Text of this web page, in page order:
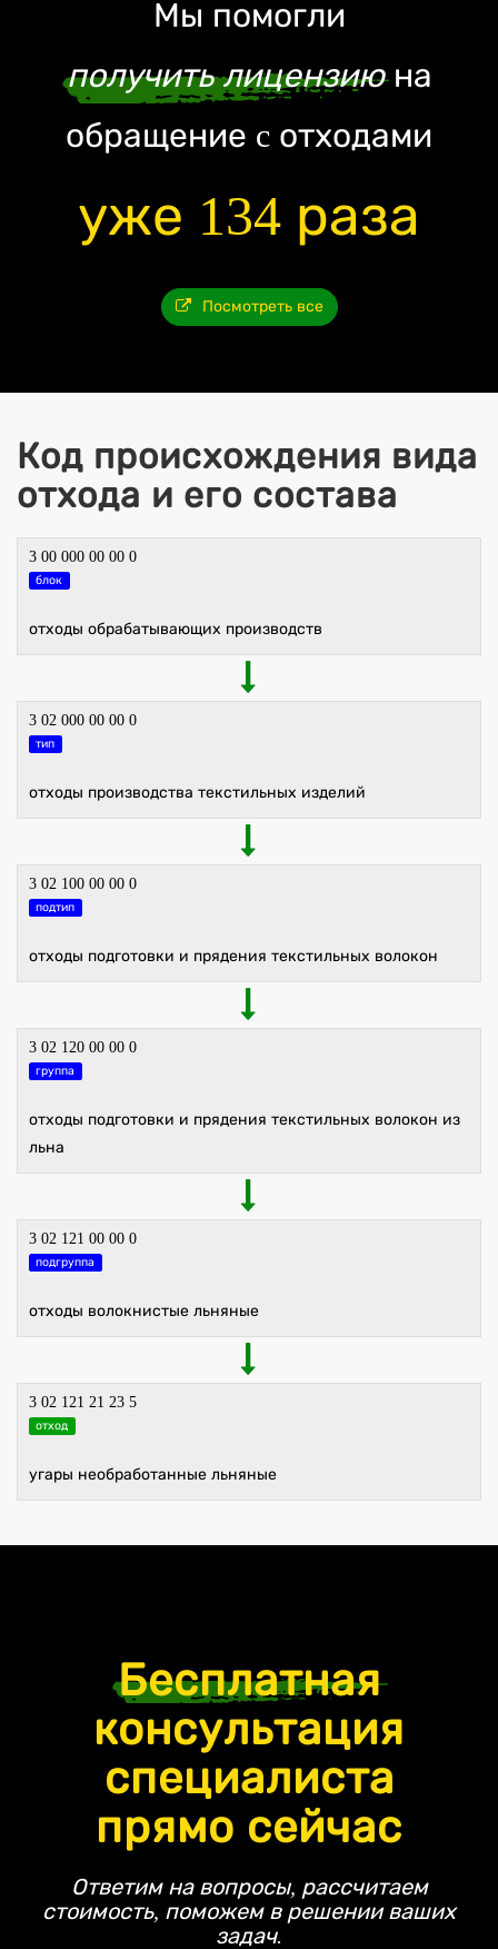
Мы помогли
получить лицензиюна
обращение c отходами
уже 134 раза
Посмотреть все
Код происхождения вида
отхода и его состава
3 00 000 00 00 0
блок
отходы обрабатывающих производств
3 02 000 00 00 0
тип
отходы производства текстильных изделий
3 02 100 00 00 0
подтип
отходы подготовки и прядения текстильных волокон
3 02 120 00 00 0
группа
отходы подготовки и прядения текстильных волокон из
льна
3 02 121 00 00 0
подгруппа
отходы волокнистые льняные
3 02 121 21 23 5
отход
угары необработанные льняные
Бесплатная
консультация
специалиста
прямо сейчас
Ответим на вопросы, рассчитаем
стоимость, поможем в решении ваших
задач.